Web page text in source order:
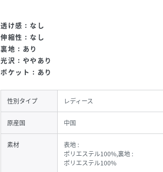
透け感 : なし
伸縮性 : なし
裏地 : あり
光沢 : ややあり
ポケット : あり
性別タイプ レディース
原産国 中国
素材
表地 :
ポリエステル100%,裏地 :
ポリエステル100%